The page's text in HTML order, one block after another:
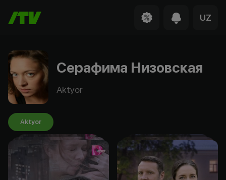
UZ
Серафима Низовская
Aktyor
Aktyor